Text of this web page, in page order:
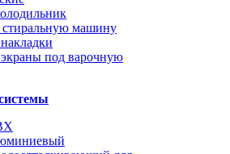
машину
под варочную